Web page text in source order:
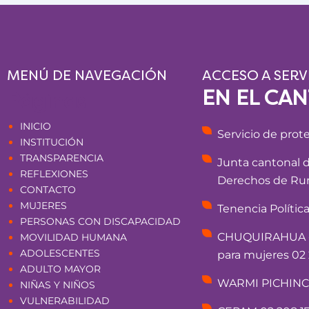
MENÚ DE NAVEGACIÓN
INICIO
INSTITUCIÓN
TRANSPARENCIA
REFLEXIONES
CONTACTO
MUJERES
PERSONAS CON DISCAPACIDAD
MOVILIDAD HUMANA
ADOLESCENTES
ADULTO MAYOR
NIÑAS Y NIÑOS
VULNERABILIDAD
ACCESO A
EN EL
Servicio de
Junta cantonal
Derechos de
Tenencia
para mujeres 02
WARMI